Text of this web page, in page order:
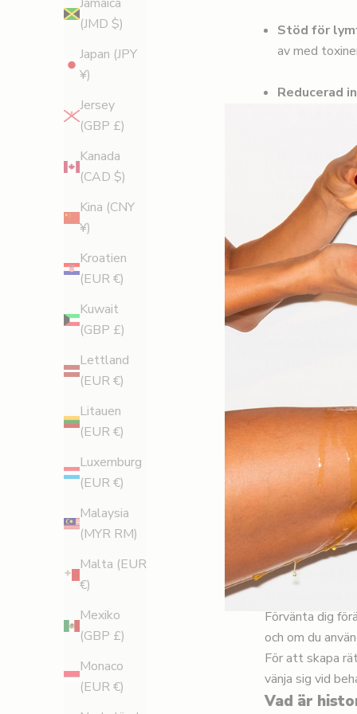
(JMD $)
Japan (JPY
¥)
Jersey
(GBP £)
Kanada
(CAD $)
Kina (CNY
¥)
Kroatien
(EUR €)
Kuwait
(GBP £)
Lettland
(EUR €)
Litauen
(EUR €)
Luxemburg
(EUR €)
Malaysia
(MYR RM)
Malta (EUR
€)
Mexiko
(GBP £)
Monaco
(EUR €)
Stöd för
av med
Reducerad
främja en
Att praktisera
utförs säkert
terapeut och
Hur
Enligt
och celluliter är
vätskeretention
till att minska
Sugkraften
förändra
specifika
Finns det
Ja, du kan välja
löpande
sugkraft och
Upprepa
Vid stationär
beroende på
efterhand öka
Förvänta dig
och om du
För att skapa
vänja sig vid
Vad är